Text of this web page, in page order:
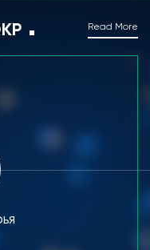
Read More